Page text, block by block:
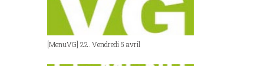
[MenuVG] 22. Vendredi 5 avril